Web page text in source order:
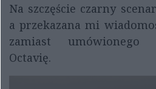
Na szczęście czarny
a przekazana mi
zamiast umówionego
Octavię.